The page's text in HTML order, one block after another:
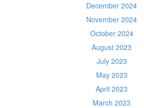
December 2024
November 2024
October 2024
August 2023
July 2023
May 2023
April 2023
March 2023